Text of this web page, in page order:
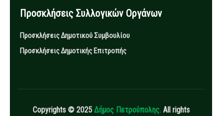
Προσκλήσεις Συλλογικών Οργάνων
Προσκλήσεις Δημοτικού Συμβουλίου
Προσκλήσεις Δημοτικής Επιτροπής
Copyrights © 2025 Δήμος Πετρούπολης.All rights